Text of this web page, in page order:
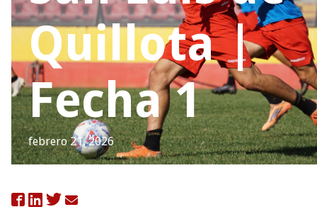
Quillota |
Fecha 1
febrero 21, 2026
